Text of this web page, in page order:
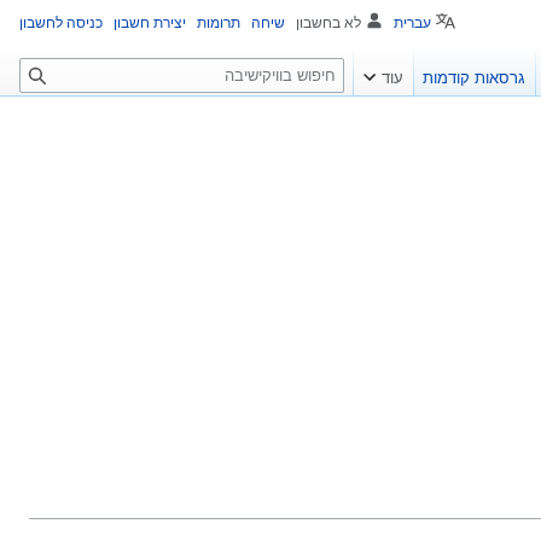
עברית לא בחשבון שיחה תרומות יצירת חשבון כניסה לחשבון
גרסאות קודמות עוד
ח
י